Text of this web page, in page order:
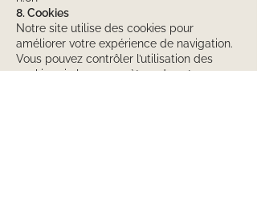
8. Cookies
Notre site utilise des cookies pour
améliorer votre expérience de navigation.
Vous pouvez contrôler l’utilisation des
cookies via les paramètres de votre